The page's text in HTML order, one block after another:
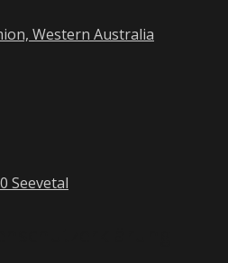
Western Australia
Seevetal